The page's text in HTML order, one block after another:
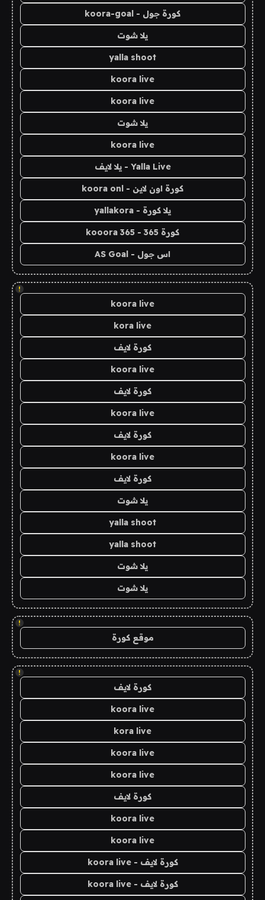
كورة جول - koora-goal
يلا شوت
yalla shoot
koora live
koora live
يلا شوت
koora live
Yalla Live - يلا لايف
كورة اون لاين - koora onl
يلا كورة - yallakora
كورة 365 - kooora 365
اس جول - AS Goal
!
koora live
kora live
كورة لايف
koora live
كورة لايف
koora live
كورة لايف
koora live
كورة لايف
يلا شوت
yalla shoot
yalla shoot
يلا شوت
يلا شوت
!
موقع كورة
!
كورة لايف
koora live
kora live
koora live
koora live
كورة لايف
koora live
koora live
كورة لايف - koora live
كورة لايف - koora live